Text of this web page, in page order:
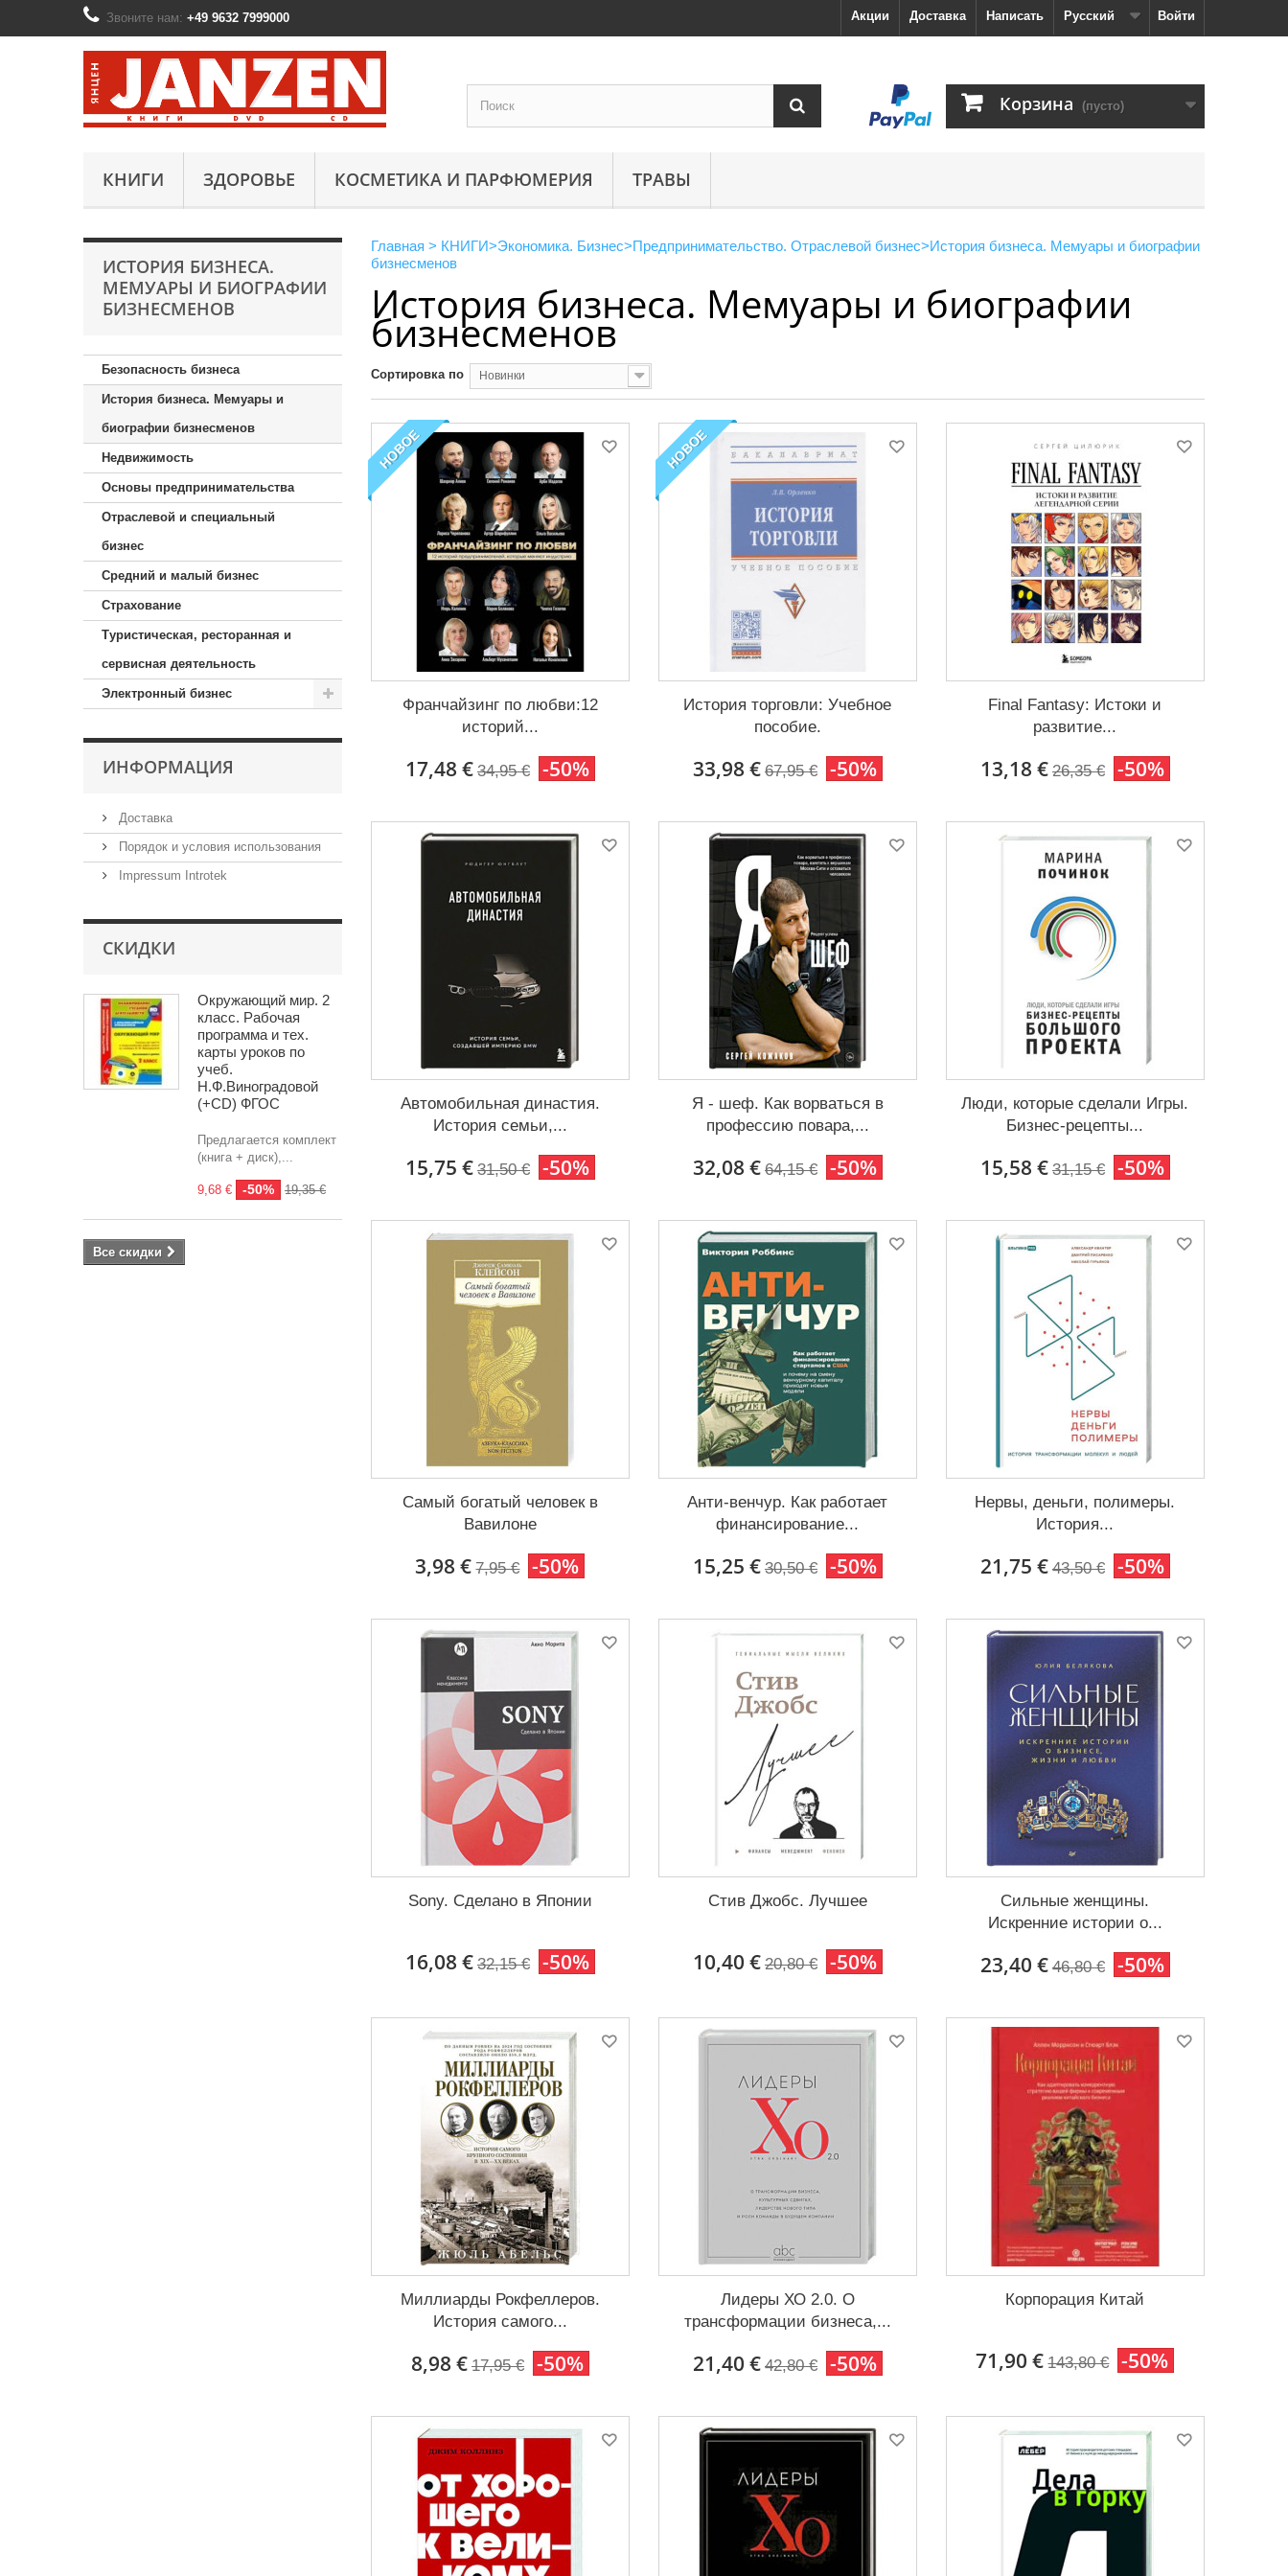
Войти
Русский
Написать
Доставка
Акции
Звоните нам: +49 9632 7999000
Корзина (пусто)
КНИГИ ЗДОРОВЬЕ КОСМЕТИКА И ПАРФЮМЕРИЯ ТРАВЫ
ИСТОРИЯ БИЗНЕСА.
МЕМУАРЫ И БИОГРАФИИ
БИЗНЕСМЕНОВ
Безопасность бизнеса
История бизнеса. Мемуары и
биографии бизнесменов
Недвижимость
Основы предпринимательства
Отраслевой и специальный
бизнес
Средний и малый бизнес
Страхование
Туристическая, ресторанная и
сервисная деятельность
Электронный бизнес
ИНФОРМАЦИЯ
Доставка
Порядок и условия использования
Impressum Introtek
СКИДКИ
Окружающий мир. 2
класс. Рабочая
программа и тех.
карты уроков по
учеб.
Н.Ф.Виноградовой
(+CD) ФГОС
Предлагается комплект
(книга + диск),...
9,68 € -50% 19,35 €
Все скидки
Главная > КНИГИ>Экономика. Бизнес>Предпринимательство. Отраслевой бизнес>История бизнеса. Мемуары и биографии
бизнесменов
История бизнеса. Мемуары и биографии
бизнесменов
Сортировка по Новинки
НОВОЕ
Франчайзинг по любви:12
историй...
17,48 € 34,95 € -50%
НОВОЕ
История торговли: Учебное
пособие.
33,98 € 67,95 € -50%
Final Fantasy: Истоки и
развитие...
13,18 € 26,35 € -50%
Автомобильная династия.
История семьи,...
15,75 € 31,50 € -50%
Я - шеф. Как ворваться в
профессию повара,...
32,08 € 64,15 € -50%
Люди, которые сделали Игры.
Бизнес-рецепты...
15,58 € 31,15 € -50%
Самый богатый человек в
Вавилоне
3,98 € 7,95 € -50%
Анти-венчур. Как работает
финансирование...
15,25 € 30,50 € -50%
Нервы, деньги, полимеры.
История...
21,75 € 43,50 € -50%
Sony. Cделано в Японии
16,08 € 32,15 € -50%
Стив Джобс. Лучшее
10,40 € 20,80 € -50%
Сильные женщины.
Искренние истории о...
23,40 € 46,80 € -50%
Миллиарды Рокфеллеров.
История самого...
8,98 € 17,95 € -50%
Лидеры ХО 2.0. О
трансформации бизнеса,...
21,40 € 42,80 € -50%
Корпорация Китай
71,90 € 143,80 € -50%